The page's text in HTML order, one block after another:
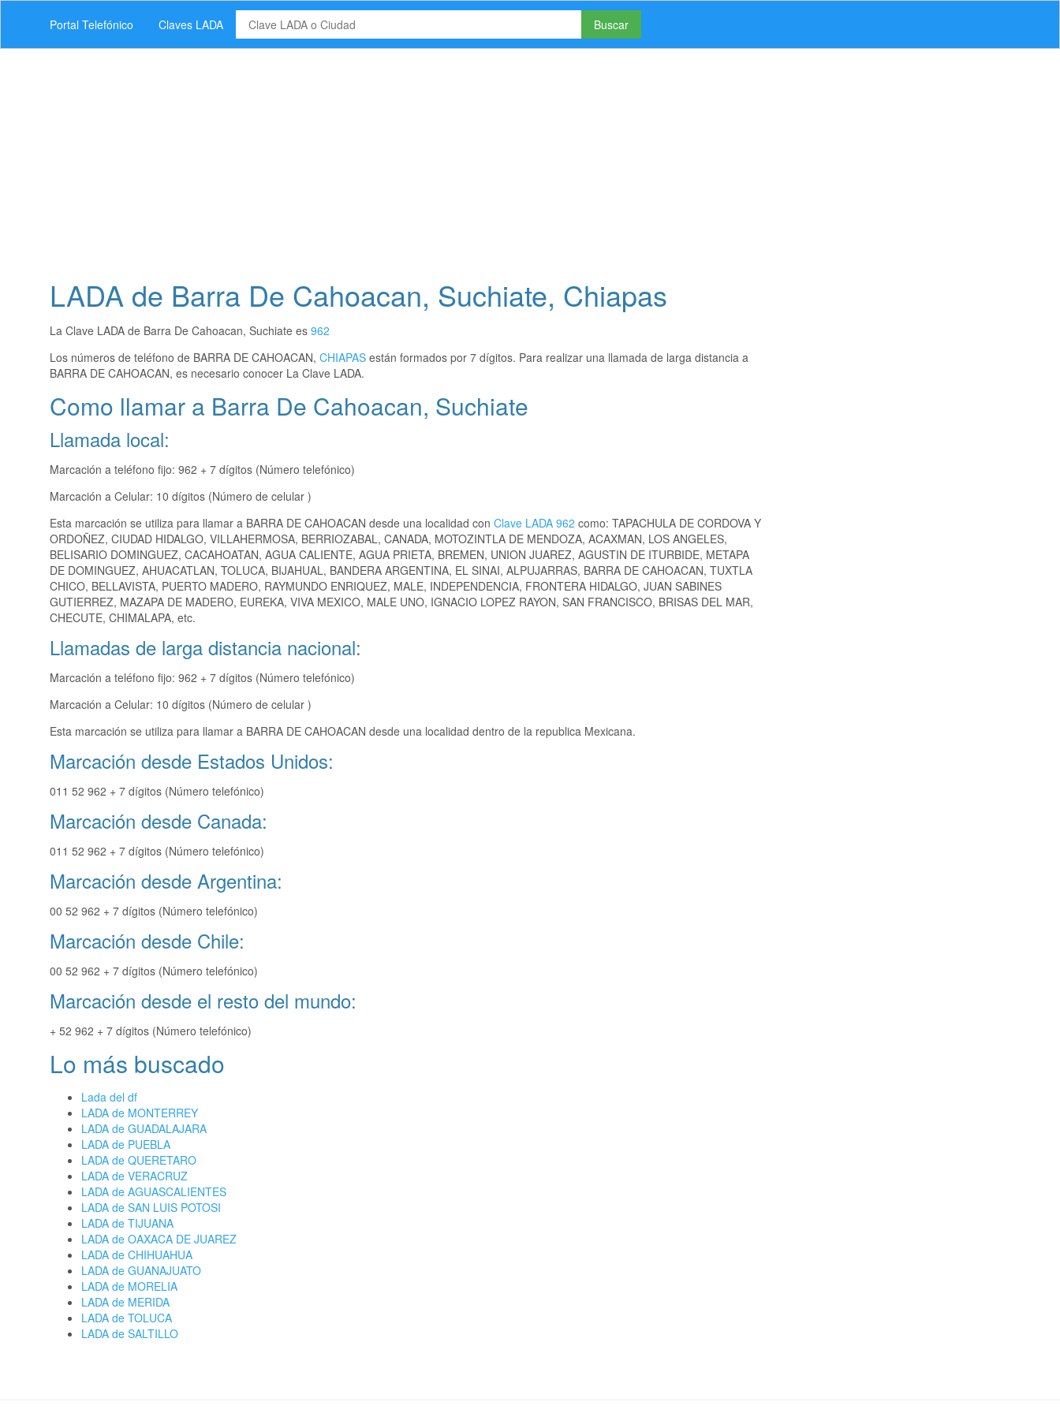
Portal Telefónico Claves LADA Buscar
LADA de Barra De Cahoacan, Suchiate, Chiapas
La Clave LADA de Barra De Cahoacan, Suchiate es 962
Los números de teléfono de BARRA DE CAHOACAN, CHIAPAS están formados por 7 dígitos. Para realizar una llamada de larga distancia a
BARRA DE CAHOACAN, es necesario conocer La Clave LADA.
Como llamar a Barra De Cahoacan, Suchiate
Llamada local:
Marcación a teléfono fijo: 962 + 7 dígitos (Número telefónico)
Marcación a Celular: 10 dígitos (Número de celular )
Esta marcación se utiliza para llamar a BARRA DE CAHOACAN desde una localidad con Clave LADA 962 como: TAPACHULA DE CORDOVA Y
ORDOÑEZ, CIUDAD HIDALGO, VILLAHERMOSA, BERRIOZABAL, CANADA, MOTOZINTLA DE MENDOZA, ACAXMAN, LOS ANGELES,
BELISARIO DOMINGUEZ, CACAHOATAN, AGUA CALIENTE, AGUA PRIETA, BREMEN, UNION JUAREZ, AGUSTIN DE ITURBIDE, METAPA
DE DOMINGUEZ, AHUACATLAN, TOLUCA, BIJAHUAL, BANDERA ARGENTINA, EL SINAI, ALPUJARRAS, BARRA DE CAHOACAN, TUXTLA
CHICO, BELLAVISTA, PUERTO MADERO, RAYMUNDO ENRIQUEZ, MALE, INDEPENDENCIA, FRONTERA HIDALGO, JUAN SABINES
GUTIERREZ, MAZAPA DE MADERO, EUREKA, VIVA MEXICO, MALE UNO, IGNACIO LOPEZ RAYON, SAN FRANCISCO, BRISAS DEL MAR,
CHECUTE, CHIMALAPA, etc.
Llamadas de larga distancia nacional:
Marcación a teléfono fijo: 962 + 7 dígitos (Número telefónico)
Marcación a Celular: 10 dígitos (Número de celular )
Esta marcación se utiliza para llamar a BARRA DE CAHOACAN desde una localidad dentro de la republica Mexicana.
Marcación desde Estados Unidos:
011 52 962 + 7 dígitos (Número telefónico)
Marcación desde Canada:
011 52 962 + 7 dígitos (Número telefónico)
Marcación desde Argentina:
00 52 962 + 7 dígitos (Número telefónico)
Marcación desde Chile:
00 52 962 + 7 dígitos (Número telefónico)
Marcación desde el resto del mundo:
+ 52 962 + 7 dígitos (Número telefónico)
Lo más buscado
Lada del df
LADA de MONTERREY
LADA de GUADALAJARA
LADA de PUEBLA
LADA de QUERETARO
LADA de VERACRUZ
LADA de AGUASCALIENTES
LADA de SAN LUIS POTOSI
LADA de TIJUANA
LADA de OAXACA DE JUAREZ
LADA de CHIHUAHUA
LADA de GUANAJUATO
LADA de MORELIA
LADA de MERIDA
LADA de TOLUCA
LADA de SALTILLO